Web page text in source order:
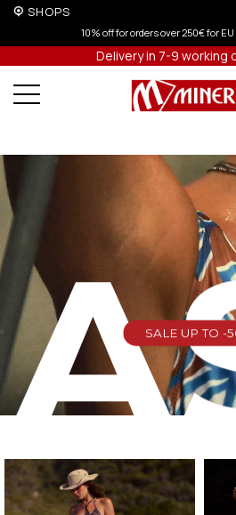
SHOPS
5% off
Delivery in 7-9 working
SALE UP TO -